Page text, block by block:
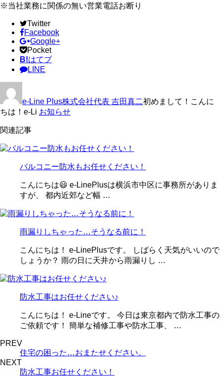
※当社業務に関係の無い営業電話お断り
Twitter
Facebook
Google+
Pocket
B!はてブ
LINE
e-Line Plus株式会社代表 吉田真二初めまして！こんに
ちは！e-Li お知らせ
関連記事
バルコニー防水もお任せください！
こんにちは😃 e-LinePlusは横浜市中区に事務所がありま
すが、 都内近郊など幅 …
雨漏りしちゃった…そうなる前に！
こんにちは！ e-LinePlusです。 しばらく天気がいいので
しょうか？ 雨の日に天井から雨漏りし …
防水工事はお任せください♪
こんにちは！ e-Lineです。 今日は東京都内で防水工事の
ご依頼です！ 簡単な補修工事や防水工事、 …
PREV
住宅の困った…おまたせください。
NEXT
防水工事お任せください！